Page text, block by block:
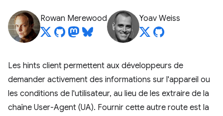
Rowan Merewood Yoav Weiss
Les hints client permettent aux développeurs de
demander activement des informations sur l'appareil ou
les conditions de l'utilisateur, au lieu de les extraire de la
chaîne User-Agent (UA). Fournir cette autre route est la